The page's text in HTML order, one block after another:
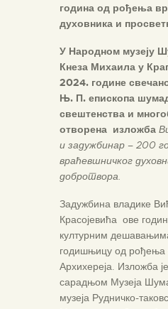
КОНТАКТ
година од рођења
духовника и
У Народном музеју
Кнеза Михаила у
2024. године
Њ. П. епископа
свештенства и
отворена изложба
и задужбинар – 200
враћевшничког
добротвора.
Задужбина владике
Красојевића ове
културним
годишњицу од рођења
Архихереја. Изложба
сарадњом Музеја
музеја Рудничко-